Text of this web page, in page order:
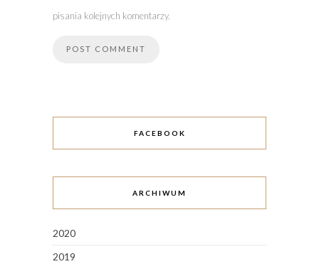
pisania kolejnych komentarzy.
FACEBOOK
ARCHIWUM
2020
2019